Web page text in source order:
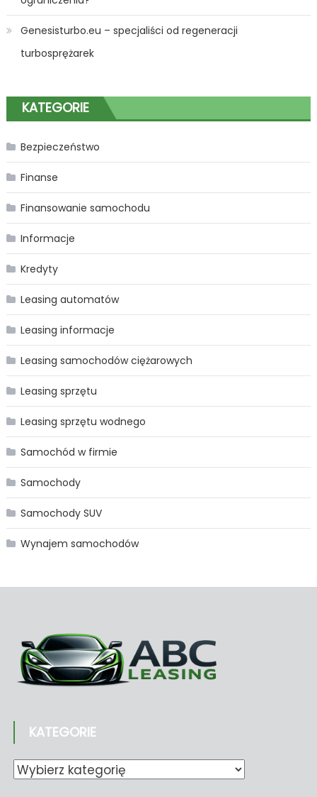
Genesisturbo.eu – specjaliści od regeneracji
turbosprężarek
KATEGORIE
Bezpieczeństwo
Finanse
Finansowanie samochodu
Informacje
Kredyty
Leasing automatów
Leasing informacje
Leasing samochodów ciężarowych
Leasing sprzętu
Leasing sprzętu wodnego
Samochód w firmie
Samochody
Samochody SUV
Wynajem samochodów
KATEGORIE
Kategorie